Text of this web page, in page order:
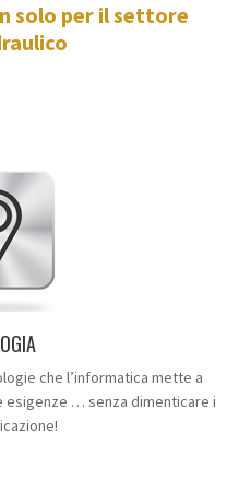
solo per il settore
che l’informatica mette a
… senza dimenticare i